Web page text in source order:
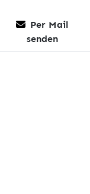
Per Mail
senden